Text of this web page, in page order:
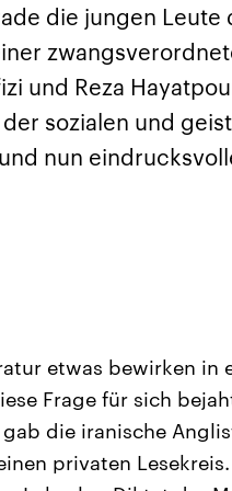
der
Israel
wird wie
Der Iran – seit der
1979 auch
von einem
regierter Staat im
zu Israel und zu
die jungen
und Reza
sozialen und
nun
etwas bewirken in
Frage für sich
die iranische
privaten